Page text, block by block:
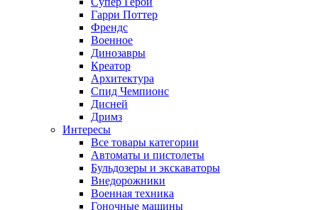
Гарри Поттер
Френдс
Военное
Динозавры
Креатор
Архитектура
Спид Чемпионс
Дисней
Дримз
Интересы
Все товары категории
Автоматы и пистолеты
Бульдозеры и экскаваторы
Внедорожники
Военная техника
Гоночные машины